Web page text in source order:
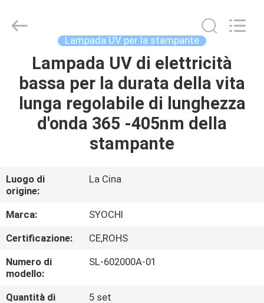
CASA
PRODOTTI
GIRO
DELLA
FABBRICA
CONTROLLO
DI
Syochi
Electronics
Lampada UV per la stampante
Lampada UV di elettricità
bassa per la durata della vita
lunga regolabile di lunghezza
d'onda 365 -405nm della
stampante
Luogo di
origine:
La Cina
Marca:
SYOCHI
Certificazione:
CE,ROHS
Numero di
modello:
SL-602000A-01
Quantità di
5 set